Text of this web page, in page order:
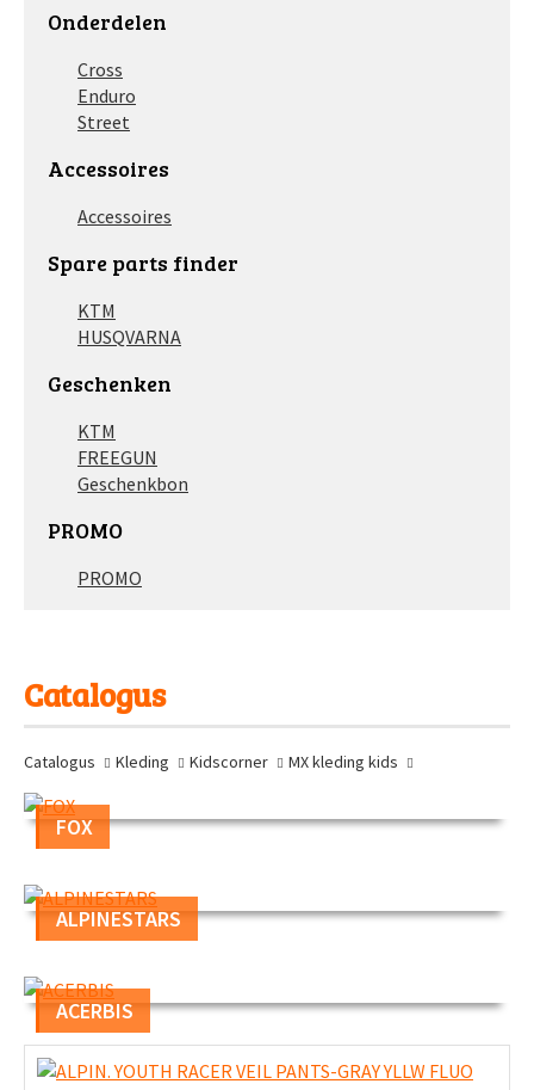
Onderdelen
Cross
Enduro
Street
Accessoires
Accessoires
Spare parts finder
KTM
HUSQVARNA
Geschenken
KTM
FREEGUN
Geschenkbon
PROMO
PROMO
Catalogus
Catalogus Kleding Kidscorner MX kleding kids
FOX
ALPINESTARS
ACERBIS